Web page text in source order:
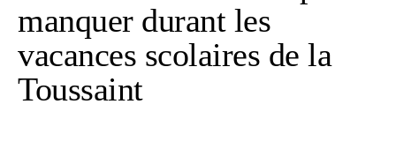
manquer durant les
vacances scolaires de la
Toussaint